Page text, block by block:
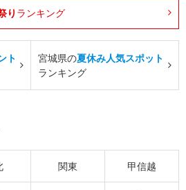
り ランキング
ト
宮城県の夏休み人気スポット
ランキング
関東 甲信越